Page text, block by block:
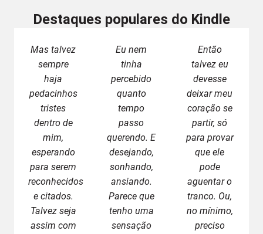
Destaques populares do Kindle
Mas talvez
sempre
haja
pedacinhos
tristes
dentro de
mim,
esperando
para serem
reconhecidos
e citados.
Talvez seja
assim com
Eu nem
tinha
percebido
quanto
tempo
passo
querendo. E
desejando,
sonhando,
ansiando.
Parece que
tenho uma
sensação
Então
talvez eu
devesse
deixar meu
coração se
partir, só
para provar
que ele
pode
aguentar o
tranco. Ou,
no mínimo,
preciso